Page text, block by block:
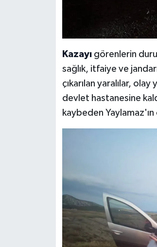
Kazayıgörenlerin
sağlık, itfaiye ve
çıkarılan yaralılar,
devlet hastanesine
kaybeden